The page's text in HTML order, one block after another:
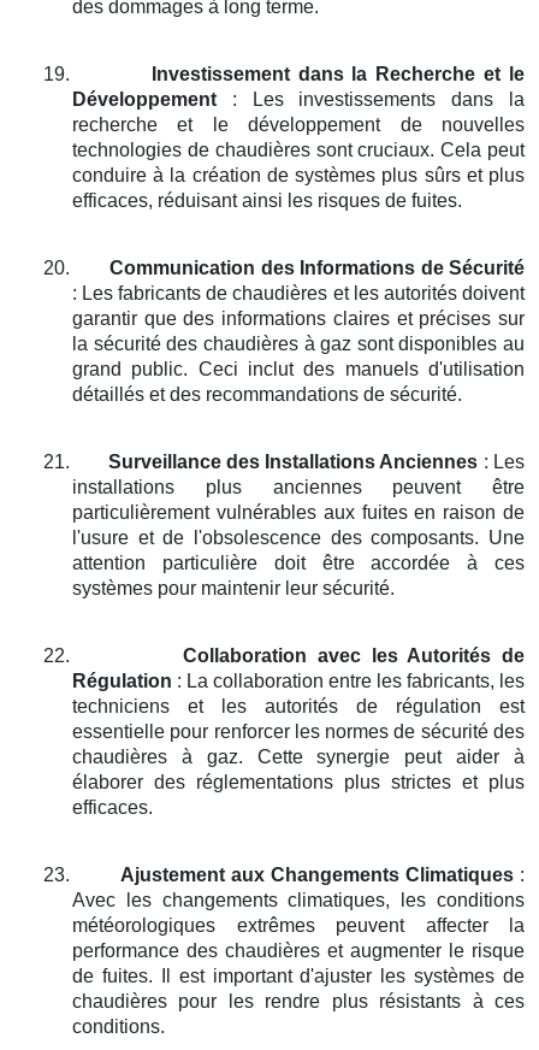
des dommages à long terme.
19.
Investissement dans la Recherche et le
Développement: Les investissements dans la
recherche et le développement de nouvelles
technologies de chaudières sont cruciaux. Cela peut
conduire à la création de systèmes plus sûrs et plus
efficaces, réduisant ainsi les risques de fuites.
20.
Communication des Informations de Sécurité
: Les fabricants de chaudières et les autorités doivent
garantir que des informations claires et précises sur
la sécurité des chaudières à gaz sont disponibles au
grand public. Ceci inclut des manuels d'utilisation
détaillés et des recommandations de sécurité.
21. Surveillance des Installations Anciennes : Les
installations plus anciennes peuvent être
particulièrement vulnérables aux fuites en raison de
l'usure et de l'obsolescence des composants. Une
attention particulière doit être accordée à ces
systèmes pour maintenir leur sécurité.
22.
Collaboration avec les Autorités de
Régulation : La collaboration entre les fabricants, les
techniciens et les autorités de régulation est
essentielle pour renforcer les normes de sécurité des
chaudières à gaz. Cette synergie peut aider à
élaborer des réglementations plus strictes et plus
efficaces.
23. Ajustement aux Changements Climatiques :
Avec les changements climatiques, les conditions
météorologiques extrêmes peuvent affecter la
performance des chaudières et augmenter le risque
de fuites. Il est important d'ajuster les systèmes de
chaudières pour les rendre plus résistants à ces
conditions.